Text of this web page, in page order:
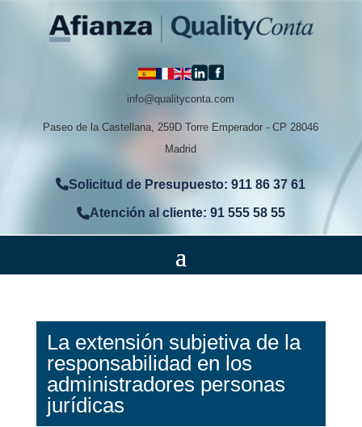
info@qualityconta.com
Paseo de la Castellana, 259D Torre Emperador - CP 28046
Madrid
Solicitud de Presupuesto: 911 86 37 61
Atención al cliente: 91 555 58 55
La extensión subjetiva de la
responsabilidad en los
administradores personas
jurídicas